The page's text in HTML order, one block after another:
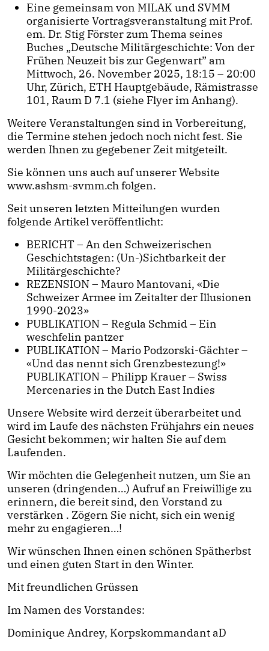
Eine gemeinsam von MILAK und SVMM
organisierte Vortragsveranstaltung mit Prof.
em. Dr. Stig Förster zum Thema seines
Buches „Deutsche Militärgeschichte: Von der
Frühen Neuzeit bis zur Gegenwart” am
Mittwoch, 26. November 2025, 18:15 – 20:00
Uhr, Zürich, ETH Hauptgebäude, Rämistrasse
101, Raum D 7.1 (siehe Flyer im Anhang).
Weitere Veranstaltungen sind in Vorbereitung,
die Termine stehen jedoch noch nicht fest. Sie
werden Ihnen zu gegebener Zeit mitgeteilt.
Sie können uns auch auf unserer Website
www.ashsm-svmm.ch folgen.
Seit unseren letzten Mitteilungen wurden
folgende Artikel veröffentlicht:
BERICHT – An den Schweizerischen
Geschichtstagen: (Un-)Sichtbarkeit der
Militärgeschichte?
REZENSION – Mauro Mantovani, «Die
Schweizer Armee im Zeitalter der Illusionen
1990-2023»
PUBLIKATION – Regula Schmid – Ein
weschfelin pantzer
PUBLIKATION – Mario Podzorski-Gächter –
«Und das nennt sich Grenzbestezung!»
PUBLIKATION – Philipp Krauer – Swiss
Mercenaries in the Dutch East Indies
Unsere Website wird derzeit überarbeitet und
wird im Laufe des nächsten Frühjahrs ein neues
Gesicht bekommen; wir halten Sie auf dem
Laufenden.
Wir möchten die Gelegenheit nutzen, um Sie an
unseren (dringenden…) Aufruf an Freiwillige zu
erinnern, die bereit sind, den Vorstand zu
verstärken . Zögern Sie nicht, sich ein wenig
mehr zu engagieren…!
Wir wünschen Ihnen einen schönen Spätherbst
und einen guten Start in den Winter.
Mit freundlichen Grüssen
Im Namen des Vorstandes:
Dominique Andrey, Korpskommandant aD